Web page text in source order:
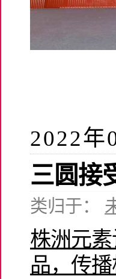
2022年
三圆接
类归于：
株洲元
品，传播